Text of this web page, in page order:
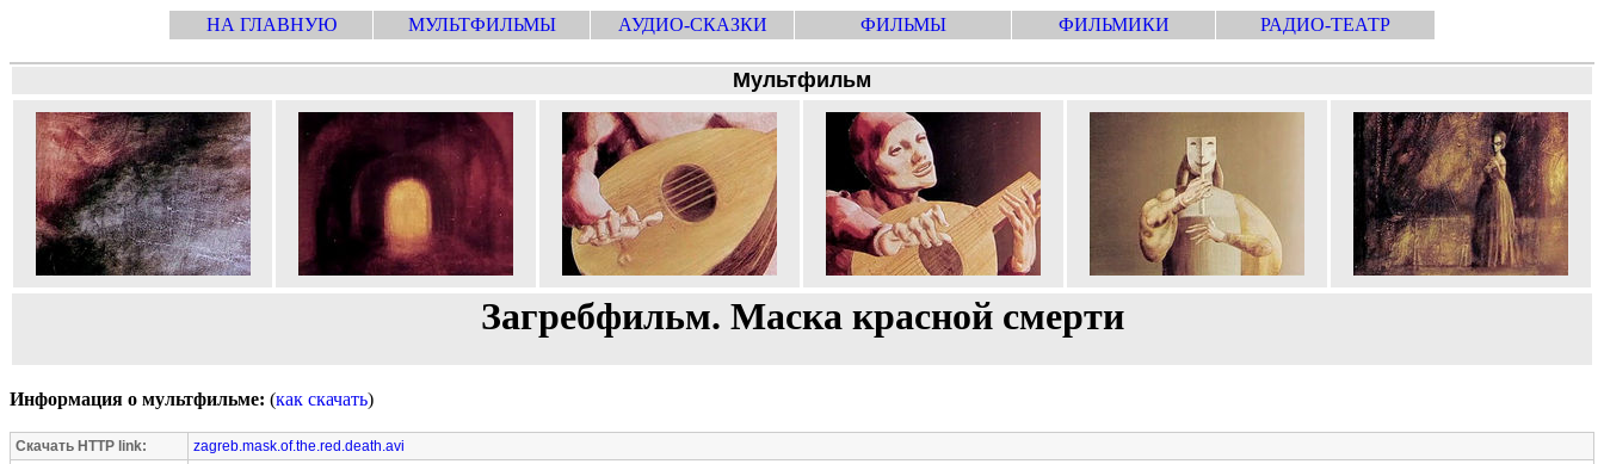
НА ГЛАВНУЮ МУЛЬТФИЛЬМЫ АУДИО-СКАЗКИ ФИЛЬМЫ ФИЛЬМИКИ РАДИО-ТЕАТР
Мультфильм
Загребфильм. Маска красной смерти
Информация о мультфильме: (как скачать)
Скачать HTTP link:
zagreb.mask.of.the.red.death.avi